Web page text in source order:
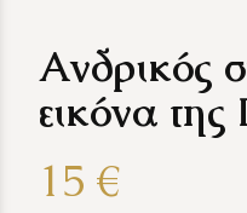
Ανδρικός
εικόνα
15 €